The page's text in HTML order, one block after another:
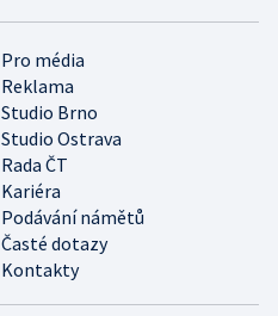
Pro média
Reklama
Studio Brno
Studio Ostrava
Rada ČT
Kariéra
Podávání námětů
Časté dotazy
Kontakty